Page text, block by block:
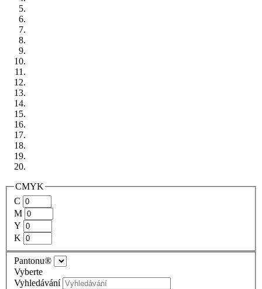
CMYK
C
M
Y
K
Pantonu®
Vyberte
Vyhledávání